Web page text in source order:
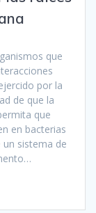
que
por la
de que la
que
en bacterias
sistema de